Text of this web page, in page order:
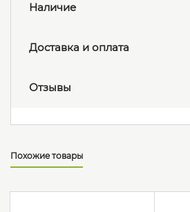
Наличие
Доставка и оплата
Отзывы
Похожие товары